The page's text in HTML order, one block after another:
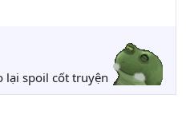
lại spoil cốt truyện